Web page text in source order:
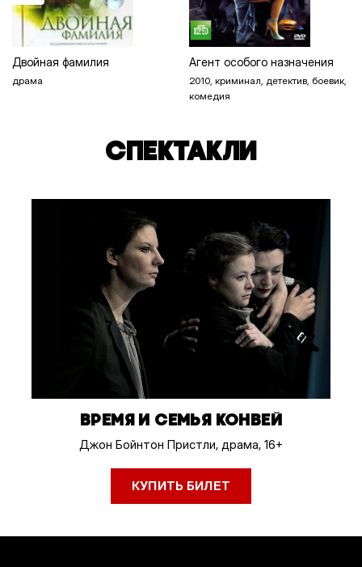
Двойная фамилия
драма
Агент особого назначения
2010, криминал, детектив, боевик,
комедия
СПЕКТАКЛИ
ВРЕМЯ И СЕМЬЯ КОНВЕЙ
Джон Бойнтон Пристли, драма, 16+
КУПИТЬ БИЛЕТ